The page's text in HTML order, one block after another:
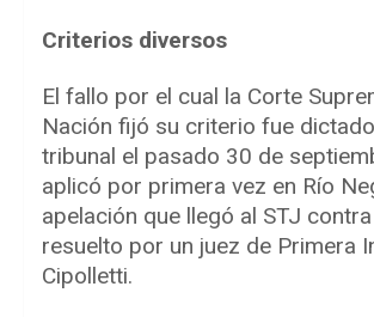
Criterios diversos
El fallo por el cual la Corte
Nación fijó su criterio fue
tribunal el pasado 30 de
aplicó por primera vez en Río
apelación que llegó al STJ
resuelto por un juez de Primera
Cipolletti.